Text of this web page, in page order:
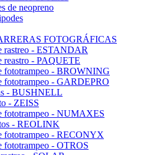
de neopreno
FOTOGRÁFICAS
rastreo - ESTANDAR
reastro - PAQUETE
fototrampeo - BROWNING
fototrampeo - GARDEPRO
- BUSHNELL
- ZEISS
fototrampeo - NUMAXES
- REOLINK
fototrampeo - RECONYX
fototrampeo - OTROS